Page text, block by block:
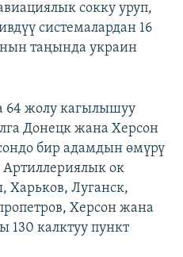
сокку уруп,
системалардан 16
таңында украин
64 жолу кагылышуу
Донецк жана Херсон
бир адамдын өмүрү
ок
Харьков, Луганск,
Херсон жана
130 калктуу пункт